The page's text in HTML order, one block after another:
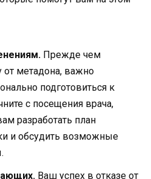
Прежде чем
от метадона, важно
подготовиться к
с посещения врача,
разработать план
и обсудить возможные
Ваш успех в отказе от